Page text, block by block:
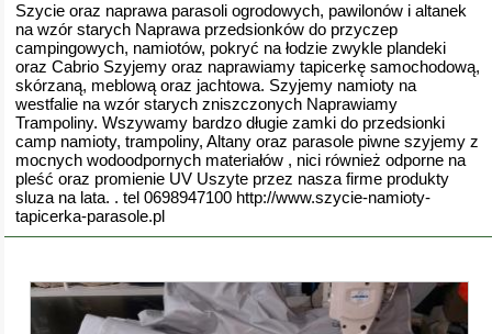
Szycie oraz naprawa parasoli ogrodowych, pawilonów i altanek
na wzór starych Naprawa przedsionków do przyczep
campingowych, namiotów, pokryć na łodzie zwykle plandeki
oraz Cabrio Szyjemy oraz naprawiamy tapicerkę samochodową,
skórzaną, meblową oraz jachtowa. Szyjemy namioty na
westfalie na wzór starych zniszczonych Naprawiamy
Trampoliny. Wszywamy bardzo długie zamki do przedsionki
camp namioty, trampoliny, Altany oraz parasole piwne szyjemy z
mocnych wodoodpornych materiałów , nici również odporne na
pleść oraz promienie UV Uszyte przez nasza firme produkty
sluza na lata. . tel 0698947100 http://www.szycie-namioty-
tapicerka-parasole.pl